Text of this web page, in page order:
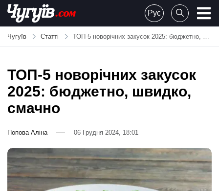
Skip
content
Chuguiv
Рус
Чугуїв Статті ТОП-5 новорічних закусок 2025: бюджетно, швидко, смачно
ТОП-5 новорічних закусок
2025: бюджетно, швидко,
смачно
Попова Аліна 06 Грудня 2024, 18:01